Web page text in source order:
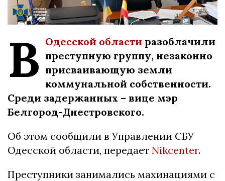
В Одесской области разоблачили
преступную группу, незаконно
присваивающую земли
коммунальной собственности.
Среди задержанных – вице мэр
Белгород-Днестровского.
Об этом сообщили в Управлении СБУ
Одесской области, передает Nikcenter.
Преступники занимались махинациями с